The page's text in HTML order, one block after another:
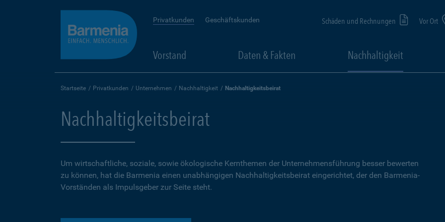
Privatkunden Geschäftskunden Schäden und Rechnungen Vor Ort
Vorstand Daten & Fakten Nachhaltigkeit
Startseite Privatkunden Unternehmen Nachhaltigkeit Nachhaltigkeitsbeirat
Nachhaltigkeitsbeirat
Um wirtschaftliche, soziale, sowie ökologische Kernthemen der Unternehmensführung besser bewerten
zu können, hat die Barmenia einen unabhängigen Nachhaltigkeitsbeirat eingerichtet, der den Barmenia-
Vorständen als Impulsgeber zur Seite steht.